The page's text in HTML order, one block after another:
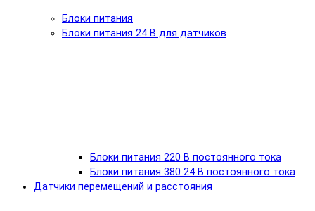
Блоки питания
Блоки питания 24 В для датчиков
Блоки питания 220 В постоянного тока
Блоки питания 380 24 В постоянного тока
Датчики перемещений и расстояния